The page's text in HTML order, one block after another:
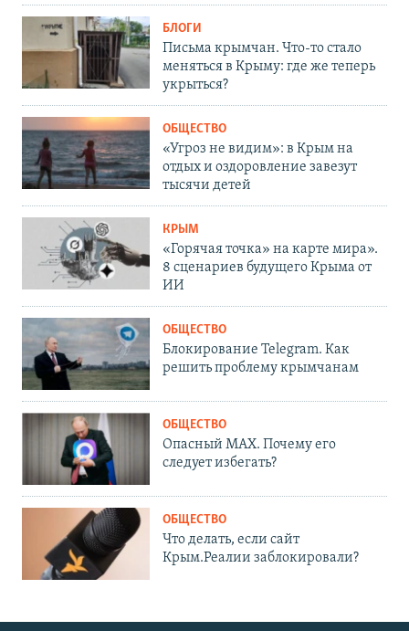
БЛОГИ
Письма крымчан. Что-то стало
меняться в Крыму: где же теперь
укрыться?
ОБЩЕСТВО
«Угроз не видим»: в Крым на
отдых и оздоровление завезут
тысячи детей
КРЫМ
«Горячая точка» на карте мира».
8 сценариев будущего Крыма от
ИИ
ОБЩЕСТВО
Блокирование Telegram. Как
решить проблему крымчанам
ОБЩЕСТВО
Опасный MAX. Почему его
следует избегать?
ОБЩЕСТВО
Что делать, если сайт
Крым.Реалии заблокировали?